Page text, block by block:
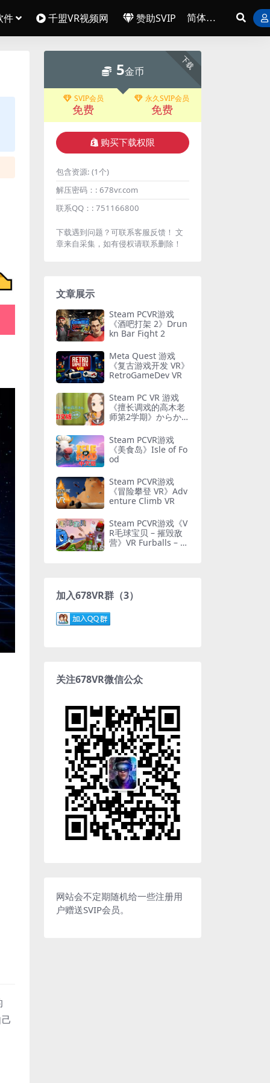
件 千盟VR视频网 赞助SVIP
下载
5金币
SVIP会员
免费
永久SVIP会员
免费
购买下载权限
包含资源: (1个)
解压密码：: 678vr.com
联系QQ：: 751166800
下载遇到问题？可联系客服反馈！ 文
章来自采集，如有侵权请联系删除！
文章展示
Steam PCVR游戏
《酒吧打架 2》Drun
kn Bar Fight 2
Meta Quest 游戏
《复古游戏开发 VR》
RetroGameDev VR
Steam PC VR 游戏
《擅长调戏的高木老
师第2学期》からか
2学期
Steam PCVR游戏
《美食岛》Isle of Fo
od
Steam PCVR游戏
《冒险攀登 VR》Adv
enture Climb VR
Steam PCVR游戏《V
R毛球宝贝 – 摧毁敌
营》VR Furballs – D
加入678VR群（3）
关注678VR微信公众
网站会不定期随机给一些注册用
户赠送SVIP会员。